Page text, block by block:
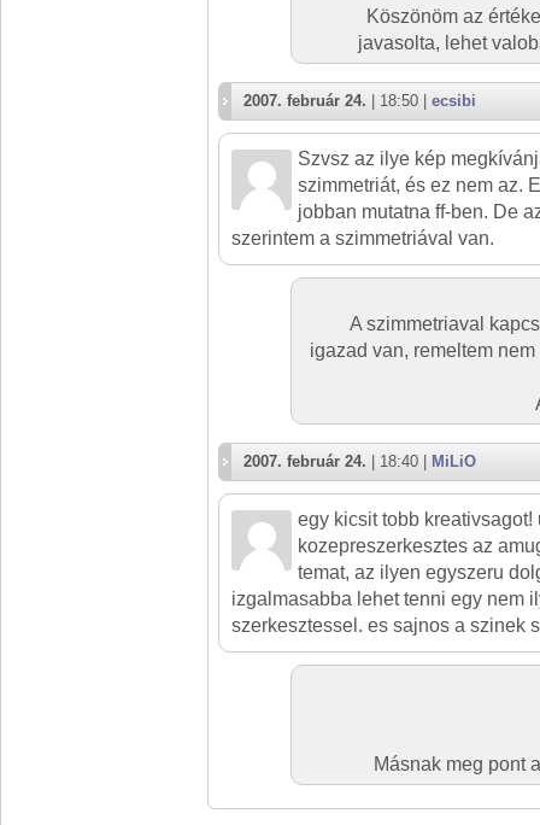
Köszönöm az
javasolta, lehet
2007. február 24. | 18:50 | ecsibi
Szvsz az ilye kép
szimmetriát, és ez nem az.
jobban mutatna ff-ben. De
szerintem a szimmetriával van.
A szimmetriaval
igazad van, remeltem
2007. február 24. | 18:40 | MiLiO
egy kicsit tobb kreativsagot!
kozepreszerkesztes az
temat, az ilyen egyszeru
izgalmasabba lehet tenni egy nem
szerkesztessel. es sajnos a szinek
Másnak meg pont